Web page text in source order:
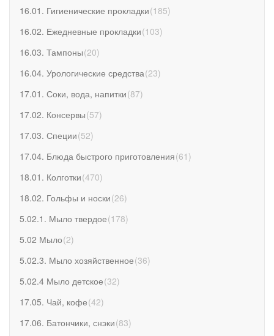
16.01. Гигиенические прокладки(185)
16.02. Ежедневные прокладки(103)
16.03. Тампоны(20)
16.04. Урологические средства(23)
17.01. Соки, вода, напитки(87)
17.02. Консервы(57)
17.03. Специи(52)
17.04. Блюда быстрого приготовления(61 )
18.01. Колготки(470)
18.02. Гольфы и носки(26)
5.02.1. Мыло твердое(178)
5.02 Мыло(2)
5.02.3. Мыло хозяйственное(36)
5.02.4 Мыло детское(32)
17.05. Чай, кофе(42)
17.06. Батончики, снэки(83)